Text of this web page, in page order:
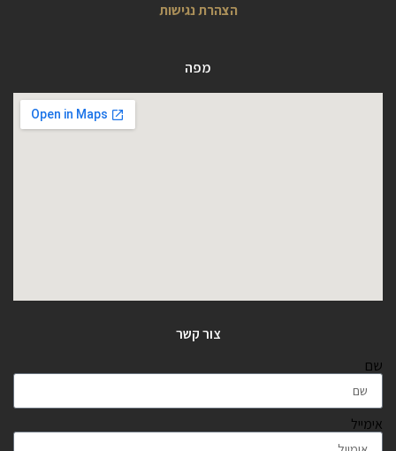
הצהרת נגישות
מפה
צור קשר
שם
אימייל